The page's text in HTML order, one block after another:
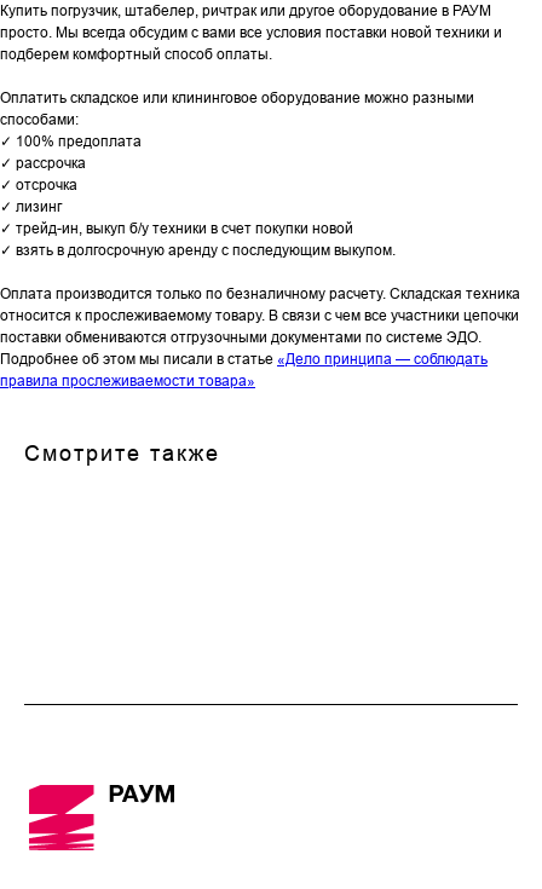
Купить погрузчик, штабелер, ричтрак или другое оборудование в РАУМ
просто. Мы всегда обсудим с вами все условия поставки новой техники и
подберем комфортный способ оплаты.
Оплатить складское или клининговое оборудование можно разными
способами:
✓ 100% предоплата
✓ рассрочка
✓ отсрочка
✓ лизинг
✓ трейд-ин, выкуп б/у техники в счет покупки новой
✓ взять в долгосрочную аренду с последующим выкупом.
Оплата производится только по безналичному расчету. Складская техника
относится к прослеживаемому товару. В связи с чем все участники цепочки
поставки обмениваются отгрузочными документами по системе ЭДО.
Подробнее об этом мы писали в статье «Дело принципа — соблюдать
правила прослеживаемости товара»
Смотрите также